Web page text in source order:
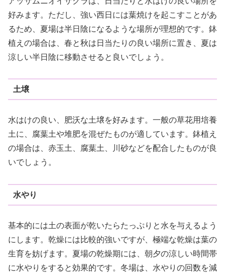
好みます。ただし、強い西日には葉焼けを起こすことがあ
るため、夏場は半日陰になるような場所が理想的です。鉢
植えの場合は、春と秋は日当たりの良い場所に置き、夏は
涼しい半日陰に移動させると良いでしょう。
土壌
水はけの良い、肥沃な土壌を好みます。一般の草花用培養
土に、腐葉土や堆肥を混ぜたものが適しています。鉢植え
の場合は、赤玉土、腐葉土、川砂などを配合したものが良
いでしょう。
水やり
基本的には土の表面が乾いたらたっぷりと水を与えるよう
にします。乾燥には比較的強いですが、極端な乾燥は葉の
生育を妨げます。夏場の乾燥期には、朝夕の涼しい時間帯
に水やりをすると効果的です。冬場は、水やりの回数を減